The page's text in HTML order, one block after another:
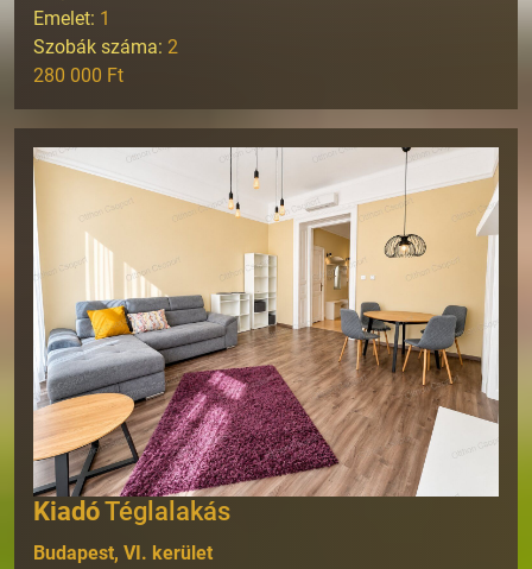
Emelet: 1
Szobák száma: 2
280 000 Ft
KiadóTéglalakás
Budapest, VI. kerület